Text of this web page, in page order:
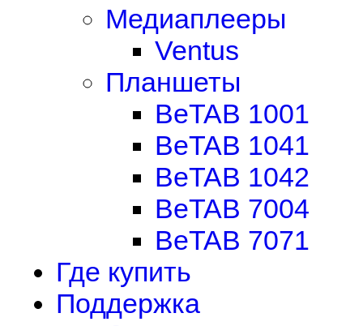
Медиаплееры
Ventus
Планшеты
BeTAB 1001
BeTAB 1041
BeTAB 1042
BeTAB 7004
BeTAB 7071
Где купить
Поддержка